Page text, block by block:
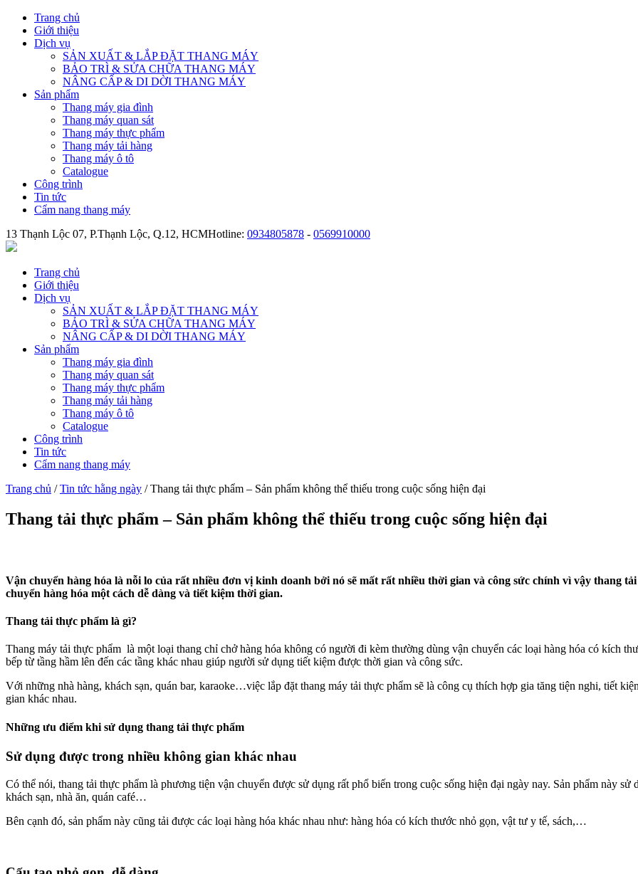
Trang chủ
Giới thiệu
Dịch vụ
SẢN XUẤT & LẮP ĐẶT THANG MÁY
BẢO TRÌ & SỬA CHỮA THANG MÁY
NÂNG CẤP & DI DỜI THANG MÁY
Sản phẩm
Thang máy gia đình
Thang máy quan sát
Thang máy thực phẩm
Thang máy tải hàng
Thang máy ô tô
Catalogue
Công trình
Tin tức
Cẩm nang thang máy
13 Thạnh Lộc 07, P.Thạnh Lộc, Q.12, HCMHotline: 0934805878 - 0569910000
Trang chủ
Giới thiệu
Dịch vụ
SẢN XUẤT & LẮP ĐẶT THANG MÁY
BẢO TRÌ & SỬA CHỮA THANG MÁY
NÂNG CẤP & DI DỜI THANG MÁY
Sản phẩm
Thang máy gia đình
Thang máy quan sát
Thang máy thực phẩm
Thang máy tải hàng
Thang máy ô tô
Catalogue
Công trình
Tin tức
Cẩm nang thang máy
Trang chủ /Tin tức hằng ngày / Thang tải thực phẩm – Sản phẩm không thể thiếu trong cuộc sống hiện đại
Thang tải thực phẩm – Sản phẩm không thể thiếu trong cuộc sống hiện đại
Vận chuyển hàng hóa là nỗi lo của rất nhiều đơn vị kinh doanh bởi nó sẽ mất rất nhiều thời gian và công sức chính vì vậy thang
chuyển hàng hóa một cách dễ dàng và tiết kiệm thời gian.
Thang tải thực phẩm là gì?
Thang máy tải thực phẩm là một loại thang chỉ chở hàng hóa không có người đi kèm thường dùng vận chuyển các loại hàng hóa có kích
bếp từ tầng hầm lên đến các tầng khác nhau giúp người sử dụng tiết kiệm được thời gian và công sức.
Với những nhà hàng, khách sạn, quán bar, karaoke…việc lắp đặt thang máy tải thực phẩm sẽ là công cụ thích hợp gia tăng tiện nghi, tiết
gian khác nhau.
Những ưu điểm khi sử dụng thang tải thực phẩm
Sử dụng được trong nhiều không gian khác nhau
Có thể nói, thang tải thực phẩm là phương tiện vận chuyển được sử dụng rất phổ biến trong cuộc sống hiện đại ngày nay. Sản phẩm này
khách sạn, nhà ăn, quán café…
Bên cạnh đó, sản phẩm này cũng tải được các loại hàng hóa khác nhau như: hàng hóa có kích thước nhỏ gọn, vật tư y tế, sách,…